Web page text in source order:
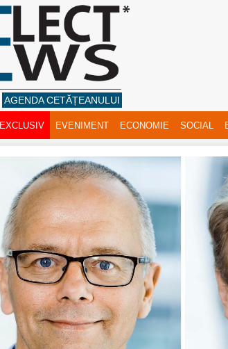
AGENDA CETĂȚEANULUI
EXCLUSIV EVENIMENT ECONOMIE SOCIAL